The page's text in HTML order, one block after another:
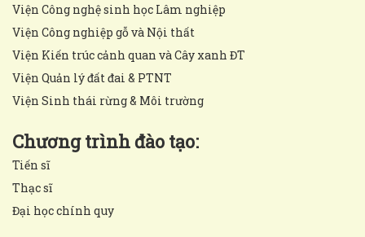
Viện Công nghệ sinh học Lâm nghiệp
Viện Công nghiệp gỗ và Nội thất
Viện Kiến trúc cảnh quan và Cây xanh ĐT
Viện Quản lý đất đai & PTNT
Viện Sinh thái rừng & Môi trường
Chương trình đào tạo:
Tiến sĩ
Thạc sĩ
Đại học chính quy